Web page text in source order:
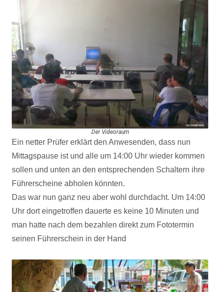
Der Videoraum
Ein netter Prüfer erklärt den Anwesenden, dass nun
Mittagspause ist und alle um 14:00 Uhr wieder kommen
sollen und unten an den entsprechenden Schaltern ihre
Führerscheine abholen könnten.
Das war nun ganz neu aber wohl durchdacht. Um 14:00
Uhr dort eingetroffen dauerte es keine 10 Minuten und
man hatte nach dem bezahlen direkt zum Fototermin
seinen Führerschein in der Hand